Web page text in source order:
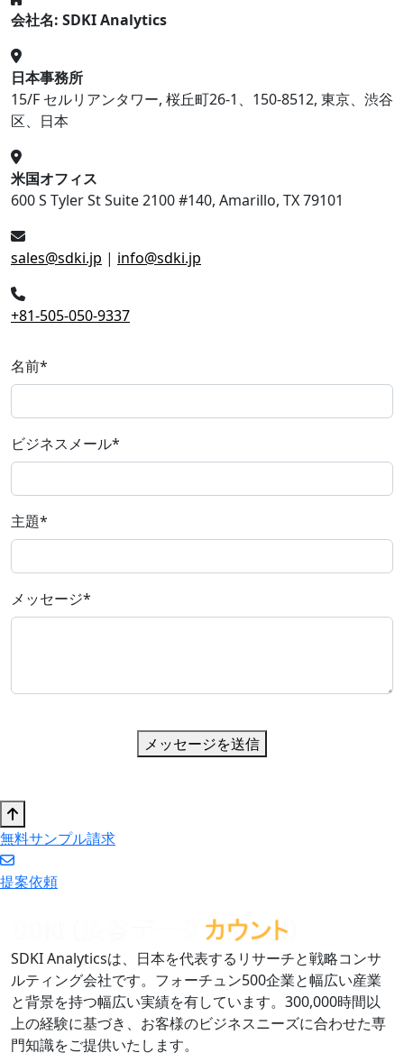
会社名: SDKI Analytics
日本事務所
15/F セルリアンタワー, 桜丘町26-1、150-8512, 東京、渋谷
区、日本
米国オフィス
600 S Tyler St Suite 2100 #140, Amarillo, TX 79101
sales@sdki.jp | info@sdki.jp
+81-505-050-9337
名前*
ビジネスメール*
主題*
メッセージ*
メッセージを送信
無料サンプル請求
提案依頼
SDKI Analyticsは、日本を代表するリサーチと戦略コンサ
ルティング会社です。フォーチュン500企業と幅広い産業
と背景を持つ幅広い実績を有しています。300,000時間以
上の経験に基づき、お客様のビジネスニーズに合わせた専
門知識をご提供いたします。